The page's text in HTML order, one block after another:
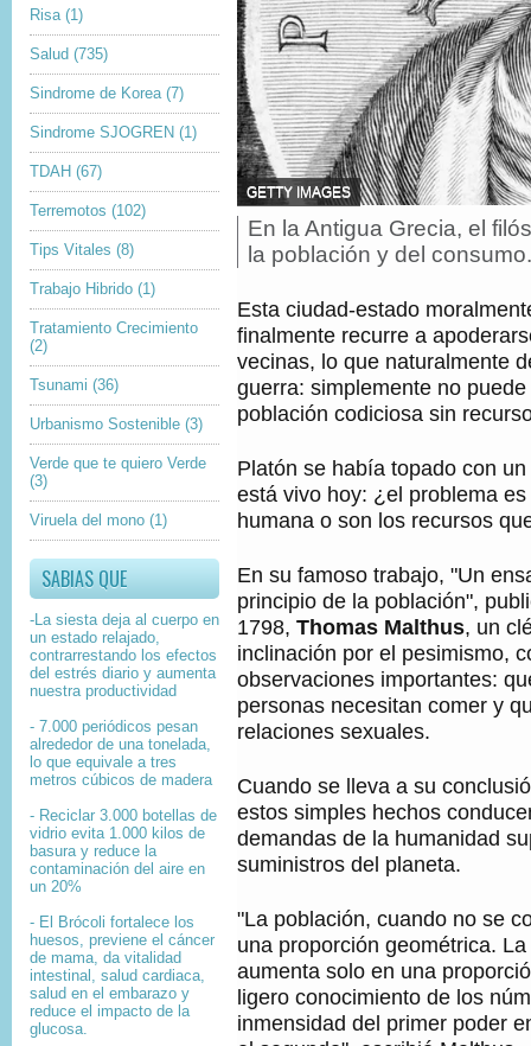
Risa (1)
Salud (735)
Sindrome de Korea (7)
Sindrome SJOGREN (1)
TDAH (67)
Terremotos (102)
Tips Vitales (8)
Trabajo Hibrido (1)
Tratamiento Crecimiento
(2)
Tsunami (36)
Urbanismo Sostenible (3)
Verde que te quiero Verde
(3)
Viruela del mono (1)
SABIAS QUE
-La siesta deja al cuerpo en
un estado relajado,
contrarrestando los efectos
del estrés diario y aumenta
nuestra productividad
- 7.000 periódicos pesan
alrededor de una tonelada,
lo que equivale a tres
metros cúbicos de madera
- Reciclar 3.000 botellas de
vidrio evita 1.000 kilos de
basura y reduce la
contaminación del aire en
un 20%
- El Brócoli fortalece los
huesos, previene el cáncer
de mama, da vitalidad
intestinal, salud cardiaca,
salud en el embarazo y
reduce el impacto de la
glucosa.
F
U
E
N
D
L
A
I
M
A
E
N
,
GETTY IMAGES
P
i
e
f
o
o
,
En la Antigua Grecia, el
la población y del consumo.
Esta ciudad-estado
finalmente recurre a
vecinas, lo que naturalmente
guerra: simplemente no
población codiciosa sin
Platón se había topado con
está vivo hoy: ¿el problema
humana o son los recursos
En su famoso trabajo, "Un
principio de la población",
1798, Thomas Malthus, un
inclinación por el pesimismo,
observaciones importantes:
personas necesitan comer y
relaciones sexuales.
Cuando se lleva a su
estos simples hechos
demandas de la humanidad
suministros del planeta.
"La población, cuando no se
una proporción geométrica.
aumenta solo en una
ligero conocimiento de los
inmensidad del primer poder